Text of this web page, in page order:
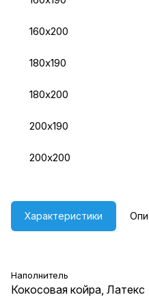
160х200
180х190
180х200
200х190
200х200
Характеристики
Наполнитель
Кокосовая койра, Латекс